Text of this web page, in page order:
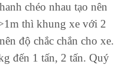
chéo nhau tạo nên
thì khung xe với 2
độ chắc chắn cho xe.
đến 1 tấn, 2 tấn. Quý